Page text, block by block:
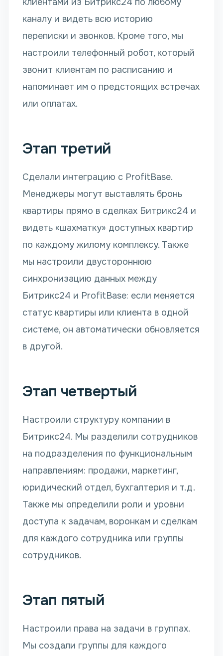
каналу и видеть всю историю
переписки и звонков. Кроме того, мы
настроили телефонный робот, который
звонит клиентам по расписанию и
напоминает им о предстоящих встречах
или оплатах.
Этап третий
Сделали интеграцию с ProfitBase.
Менеджеры могут выставлять бронь
квартиры прямо в сделках Битрикс24 и
видеть «шахматку» доступных квартир
по каждому жилому комплексу. Также
мы настроили двустороннюю
синхронизацию данных между
Битрикс24 и ProfitBase: если меняется
статус квартиры или клиента в одной
системе, он автоматически обновляется
в другой.
Этап четвертый
Настроили структуру компании в
Битрикс24. Мы разделили сотрудников
на подразделения по функциональным
направлениям: продажи, маркетинг,
юридический отдел, бухгалтерия и т.д.
Также мы определили роли и уровни
доступа к задачам, воронкам и сделкам
для каждого сотрудника или группы
сотрудников.
Этап пятый
Настроили права на задачи в группах.
Мы создали группы для каждого